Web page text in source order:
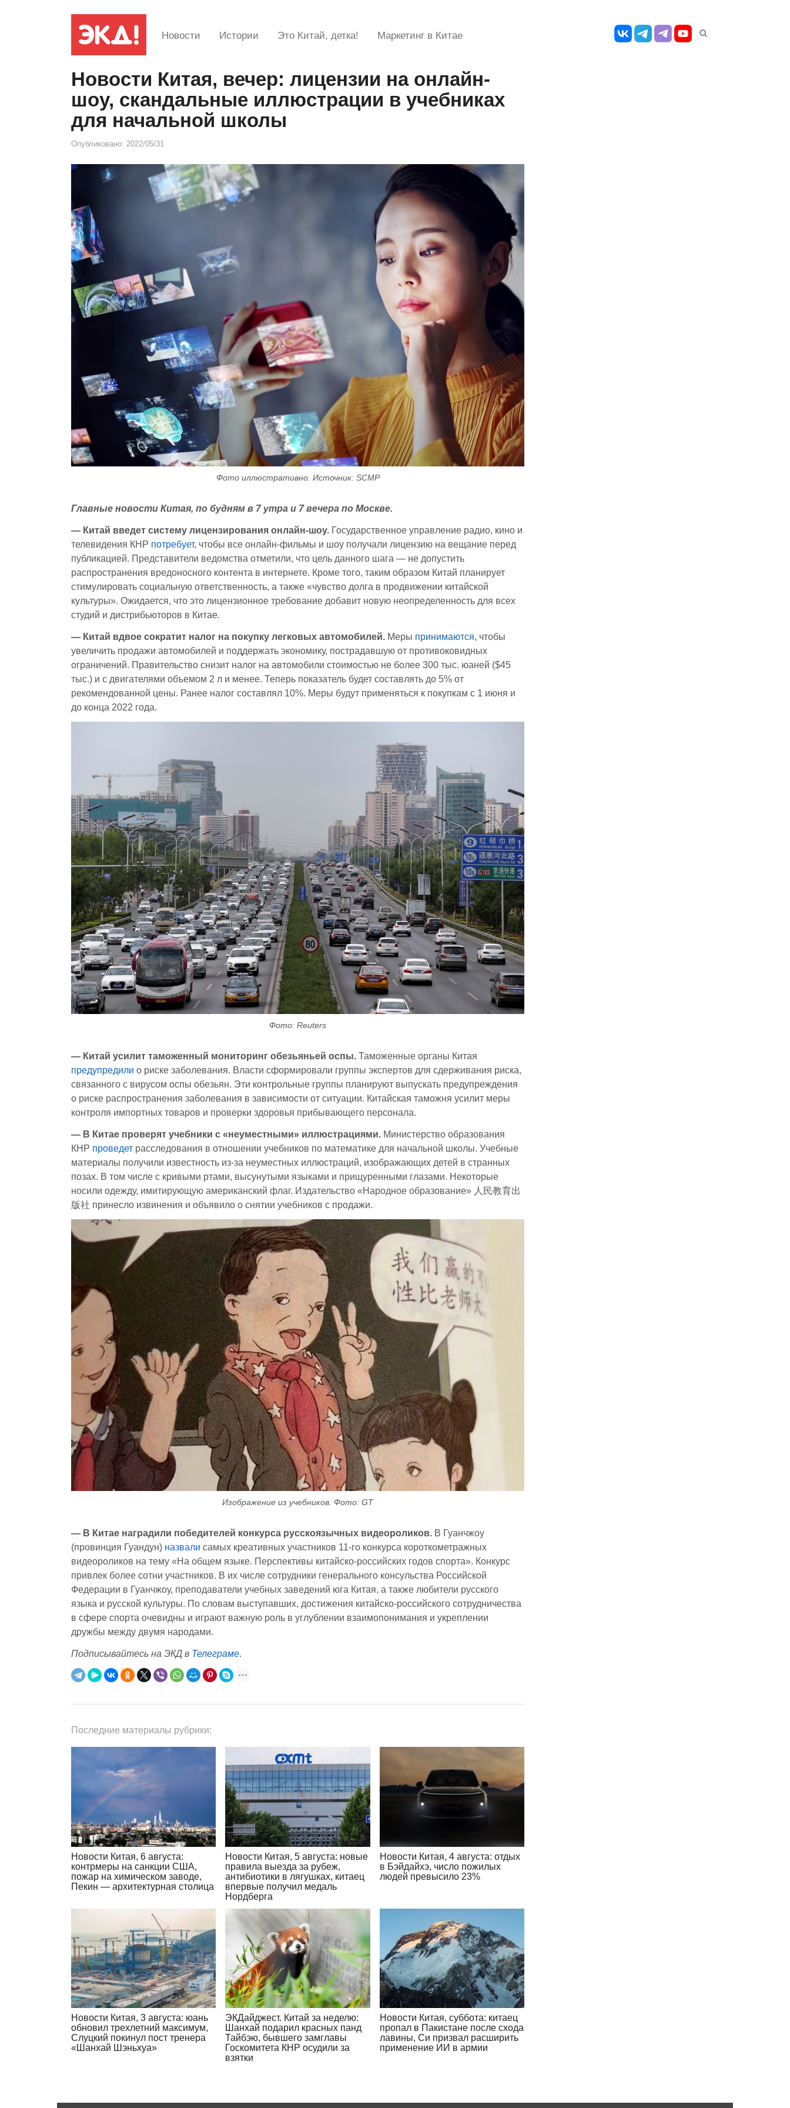
Новости Истории Это Китай, детка! Маркетинг в Китае
Новости Китая, вечер: лицензии на онлайн-
шоу, скандальные иллюстрации в учебниках
для начальной школы
Опубликовано: 2022/05/31
Фото иллюстративно. Источник: SCMP
Главные новости Китая, по будням в 7 утра и 7 вечера по Москве.
— Китай введет систему лицензирования онлайн-шоу. Государственное управление радио, кино и
телевидения КНР потребует, чтобы все онлайн-фильмы и шоу получали лицензию на вещание перед
публикацией. Представители ведомства отметили, что цель данного шага — не допустить
распространения вредоносного контента в интернете. Кроме того, таким образом Китай планирует
стимулировать социальную ответственность, а также «чувство долга в продвижении китайской
культуры». Ожидается, что это лицензионное требование добавит новую неопределенность для всех
студий и дистрибьюторов в Китае.
— Китай вдвое сократит налог на покупку легковых автомобилей. Меры принимаются, чтобы
увеличить продажи автомобилей и поддержать экономику, пострадавшую от противоковидных
ограничений. Правительство снизит налог на автомобили стоимостью не более 300 тыс. юаней ($45
тыс.) и с двигателями объемом 2 л и менее. Теперь показатель будет составлять до 5% от
рекомендованной цены. Ранее налог составлял 10%. Меры будут применяться к покупкам с 1 июня и
до конца 2022 года.
Фото: Reuters
— Китай усилит таможенный мониторинг обезьяньей оспы. Таможенные органы Китая
предупредили о риске заболевания. Власти сформировали группы экспертов для сдерживания риска,
связанного с вирусом оспы обезьян. Эти контрольные группы планируют выпускать предупреждения
о риске распространения заболевания в зависимости от ситуации. Китайская таможня усилит меры
контроля импортных товаров и проверки здоровья прибывающего персонала.
— В Китае проверят учебники с «неуместными» иллюстрациями. Министерство образования
КНР проведет расследования в отношении учебников по математике для начальной школы. Учебные
материалы получили известность из-за неуместных иллюстраций, изображающих детей в странных
позах. В том числе с кривыми ртами, высунутыми языками и прищуренными глазами. Некоторые
носили одежду, имитирующую американский флаг. Издательство «Народное образование» 人民教育出
版社 принесло извинения и объявило о снятии учебников с продажи.
Изображение из учебников. Фото: GT
— В Китае наградили победителей конкурса русскоязычных видеороликов. В Гуанчжоу
(провинция Гуандун) назвали самых креативных участников 11-го конкурса короткометражных
видеороликов на тему «На общем языке. Перспективы китайско-российских годов спорта». Конкурс
привлек более сотни участников. В их числе сотрудники генерального консульства Российской
Федерации в Гуанчжоу, преподаватели учебных заведений юга Китая, а также любители русского
языка и русской культуры. По словам выступавших, достижения китайско-российского сотрудничества
в сфере спорта очевидны и играют важную роль в углублении взаимопонимания и укреплении
дружбы между двумя народами.
Подписывайтесь на ЭКД в Телеграме.
Последние материалы рубрики:
Новости Китая, 6 августа:
контрмеры на санкции США,
пожар на химическом заводе,
Пекин — архитектурная столица
Новости Китая, 5 августа: новые
правила выезда за рубеж,
антибиотики в лягушках, китаец
впервые получил медаль
Нордберга
Новости Китая, 4 августа: отдых
в Бэйдайхэ, число пожилых
людей превысило 23%
Новости Китая, 3 августа: юань
обновил трехлетний максимум,
Слуцкий покинул пост тренера
«Шанхай Шэньхуа»
ЭКДайджест. Китай за неделю:
Шанхай подарил красных панд
Тайбэю, бывшего замглавы
Госкомитета КНР осудили за
взятки
Новости Китая, суббота: китаец
пропал в Пакистане после схода
лавины, Си призвал расширить
применение ИИ в армии